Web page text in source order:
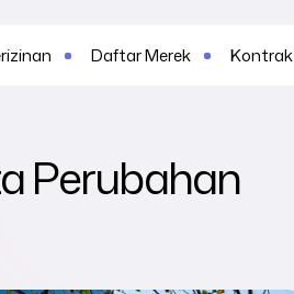
Daftar Merek Kontrak
Perubahan